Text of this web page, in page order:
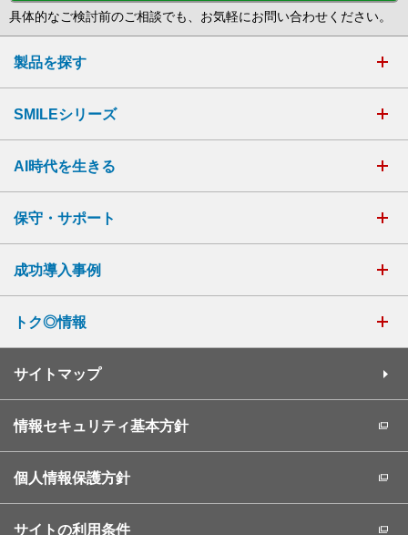
具体的なご検討前のご相談でも、お気軽にお問い合わせください。
製品を探す
SMILEシリーズ
AI時代を生きる
保守・サポート
成功導入事例
トク◎情報
サイトマップ
情報セキュリティ基本方針
個人情報保護方針
サイトの利用条件